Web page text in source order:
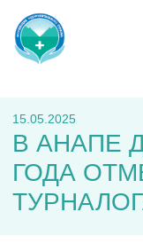
15.05.2025
В АНАПЕ
ГОДА